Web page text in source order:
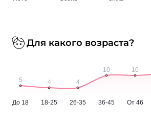
Для какого возраста?